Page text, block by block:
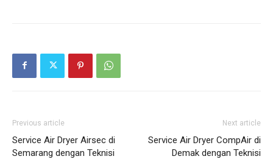
Previous article
Service Air Dryer Airsec di
Semarang dengan Teknisi
Next article
Service Air Dryer CompAir di
Demak dengan Teknisi